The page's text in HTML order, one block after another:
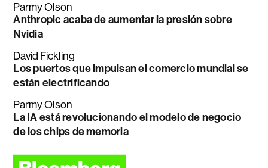
Parmy Olson
Anthropic acaba de aumentar la presión sobre
Nvidia
David Fickling
Los puertos que impulsan el comercio mundial se
están electrificando
Parmy Olson
La IA está revolucionando el modelo de negocio
de los chips de memoria